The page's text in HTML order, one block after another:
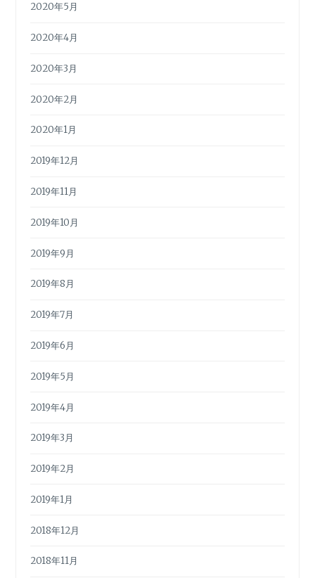
2020年5月
2020年4月
2020年3月
2020年2月
2020年1月
2019年12月
2019年11月
2019年10月
2019年9月
2019年8月
2019年7月
2019年6月
2019年5月
2019年4月
2019年3月
2019年2月
2019年1月
2018年12月
2018年11月